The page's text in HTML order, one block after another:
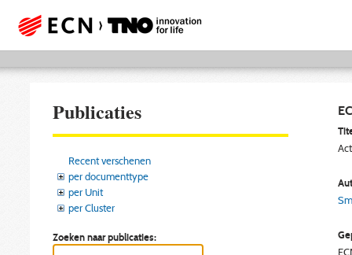
Publicaties
Recent verschenen
per documenttype
per Unit
per Cluster
Zoeken naar publicaties: